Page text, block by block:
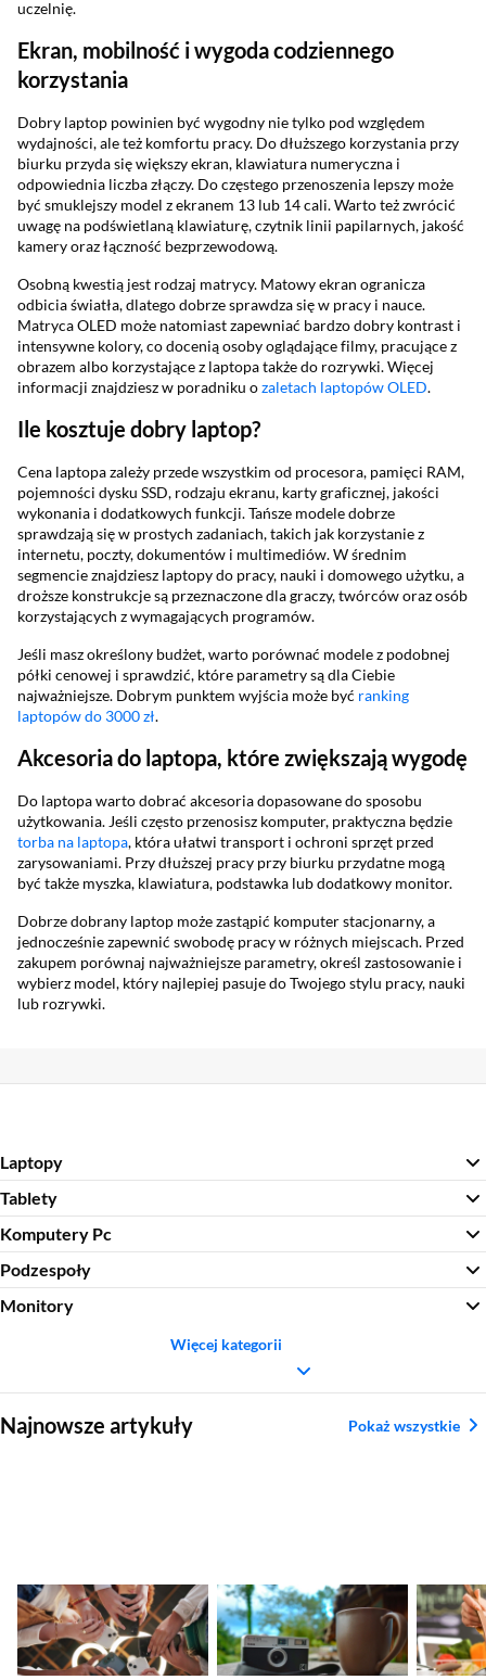
uczelnię.
Ekran, mobilność i wygoda codziennego
korzystania
Dobry laptop powinien być wygodny nie tylko pod względem
wydajności, ale też komfortu pracy. Do dłuższego korzystania przy
biurku przyda się większy ekran, klawiatura numeryczna i
odpowiednia liczba złączy. Do częstego przenoszenia lepszy może
być smuklejszy model z ekranem 13 lub 14 cali. Warto też zwrócić
uwagę na podświetlaną klawiaturę, czytnik linii papilarnych, jakość
kamery oraz łączność bezprzewodową.
Osobną kwestią jest rodzaj matrycy. Matowy ekran ogranicza
odbicia światła, dlatego dobrze sprawdza się w pracy i nauce.
Matryca OLED może natomiast zapewniać bardzo dobry kontrast i
intensywne kolory, co docenią osoby oglądające filmy, pracujące z
obrazem albo korzystające z laptopa także do rozrywki. Więcej
informacji znajdziesz w poradniku ozaletach laptopów OLED.
Ile kosztuje dobry laptop?
Cena laptopa zależy przede wszystkim od procesora, pamięci RAM,
pojemności dysku SSD, rodzaju ekranu, karty graficznej, jakości
wykonania i dodatkowych funkcji. Tańsze modele dobrze
sprawdzają się w prostych zadaniach, takich jak korzystanie z
internetu, poczty, dokumentów i multimediów. W średnim
segmencie znajdziesz laptopy do pracy, nauki i domowego użytku, a
droższe konstrukcje są przeznaczone dla graczy, twórców oraz osób
korzystających z wymagających programów.
Jeśli masz określony budżet, warto porównać modele z podobnej
półki cenowej i sprawdzić, które parametry są dla Ciebie
najważniejsze. Dobrym punktem wyjścia może być ranking
laptopów do 3000 zł.
Akcesoria do laptopa, które zwiększają wygodę
Do laptopa warto dobrać akcesoria dopasowane do sposobu
użytkowania. Jeśli często przenosisz komputer, praktyczna będzie
torba na laptopa, która ułatwi transport i ochroni sprzęt przed
zarysowaniami. Przy dłuższej pracy przy biurku przydatne mogą
być także myszka, klawiatura, podstawka lub dodatkowy monitor.
Dobrze dobrany laptop może zastąpić komputer stacjonarny, a
jednocześnie zapewnić swobodę pracy w różnych miejscach. Przed
zakupem porównaj najważniejsze parametry, określ zastosowanie i
wybierz model, który najlepiej pasuje do Twojego stylu pracy, nauki
lub rozrywki.
Laptopy
Tablety
Komputery Pc
Podzespoły
Monitory
Więcej kategorii
Najnowsze artykuły Pokaż wszystkie
Nadchodzące
premiery smartfonów
– kalendarz nowości
2026
Ranking aparatów
kompaktowych.
Najlepsze modele
2026